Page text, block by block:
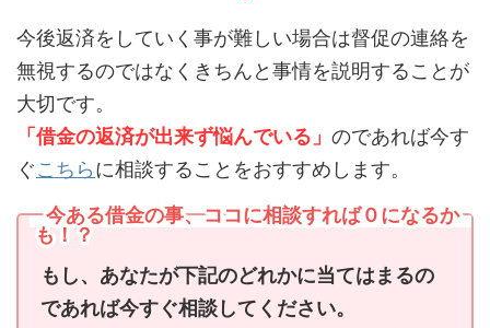
今後返済をしていく事が難しい場合は督促の連絡を
無視するのではなくきちんと事情を説明することが
大切です。
「借金の返済が出来ず悩んでいる」 のであれば今す
ぐこちらに相談することをおすすめします。
今ある借金の事、ココに相談すれば０になるか
も！？
もし、あなたが下記のどれかに当てはまるの
であれば今すぐ相談してください。